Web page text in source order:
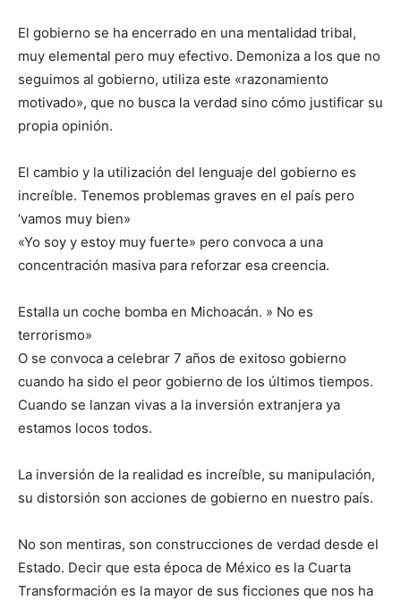
El gobierno se ha encerrado en una mentalidad tribal,
muy elemental pero muy efectivo. Demoniza a los que no
seguimos al gobierno, utiliza este «razonamiento
motivado», que no busca la verdad sino cómo justificar su
propia opinión.
El cambio y la utilización del lenguaje del gobierno es
increíble. Tenemos problemas graves en el país pero
‘vamos muy bien»
«Yo soy y estoy muy fuerte» pero convoca a una
concentración masiva para reforzar esa creencia.
Estalla un coche bomba en Michoacán. » No es
terrorismo»
O se convoca a celebrar 7 años de exitoso gobierno
cuando ha sido el peor gobierno de los últimos tiempos.
Cuando se lanzan vivas a la inversión extranjera ya
estamos locos todos.
La inversión de la realidad es increíble, su manipulación,
su distorsión son acciones de gobierno en nuestro país.
No son mentiras, son construcciones de verdad desde el
Estado. Decir que esta época de México es la Cuarta
Transformación es la mayor de sus ficciones que nos ha